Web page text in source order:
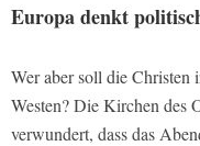
Europa denkt
Wer aber soll die Christen
Westen? Die Kirchen des
verwundert, dass das